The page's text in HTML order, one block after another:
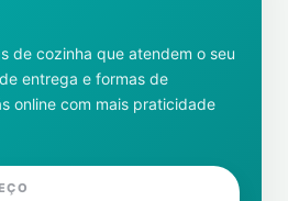
de cozinha que atendem o seu
entrega e formas de
online com mais praticidade